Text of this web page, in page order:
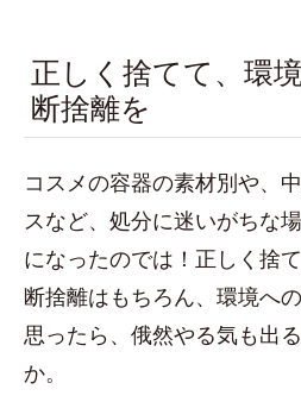
正しく捨てて、環
断捨離を
コスメの容器の素材別や、
スなど、処分に迷いがちな
になったのでは！正しく捨
断捨離はもちろん、環境へ
思ったら、俄然やる気も出
か。